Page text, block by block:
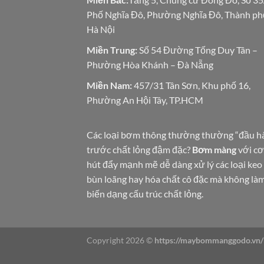
Phố Nghĩa Đô, Phường Nghĩa Đô, Thành
Hà Nội
Miền Trung: Số 54 Đường Tống Duy Tân –
Phường Hòa Khánh – Đà Nẵng
Miền Nam: 457/31 Tân Sơn, Khu phố 16,
Phường An Hội Tây, TP.HCM
Các loại bơm thông thường thường “đầu
trước chất lỏng đậm đặc? Bơm màngvới
hút đẩy mạnh mẽ dễ dàng xử lý các loại keo
bùn loãng hay hóa chất cô đặc mà không
biến dạng cấu trúc chất lỏng.
Copyright 2026 © https://maybommanggodo.vn/